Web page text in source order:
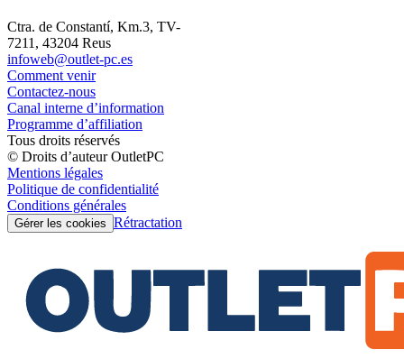
Ctra. de Constantí, Km.3, TV-
7211, 43204 Reus
infoweb@outlet-pc.es
Comment venir
Contactez-nous
Canal interne d’information
Programme d’affiliation
Tous droits réservés
© Droits d’auteur OutletPC
Mentions légales
Politique de confidentialité
Conditions générales
Gérer les cookies Rétractation